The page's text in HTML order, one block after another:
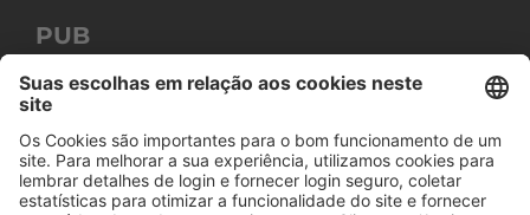
PUB